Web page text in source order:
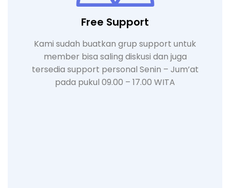
Free Support
Kami sudah buatkan grup support untuk
member bisa saling diskusi dan juga
tersedia support personal Senin – Jum’at
pada pukul 09.00 – 17.00 WITA